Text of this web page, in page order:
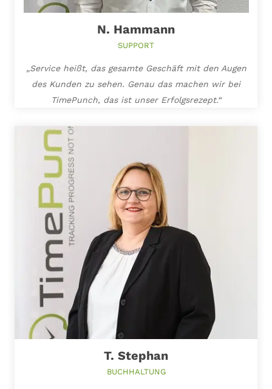
N. Hammann
SUPPORT
„Service heißt, das gesamte Geschäft mit den Augen
des Kunden zu sehen. Genau das machen wir bei
TimePunch, das ist unser Erfolgsrezept.“
T. Stephan
BUCHHALTUNG